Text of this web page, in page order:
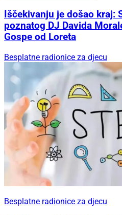
Iščekivanju je došao kraj:
poznatog DJ Davida
Gospe od Loreta
Besplatne radionice za djecu
Besplatne radionice za djecu